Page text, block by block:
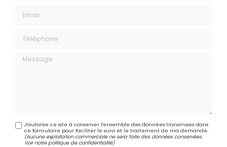
Message
J'autorise ce site à conserver l'ensemble des données transmises dans
ce formulaire pour faciliter le suivi et le traitement de ma demande.
(Aucune exploitation commerciale ne sera faite des données conservées.
Voir notrepolitique de confidentialité)